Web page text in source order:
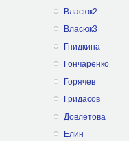
Власюк2
Власюк3
Гнидкина
Гончаренко
Горячев
Гридасов
Довлетова
Елин